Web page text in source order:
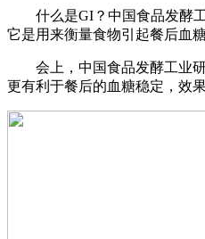
什么是GI？中国食品发酵工
它是用来衡量食物引起餐后血
会上，中国食品发酵工业研
更有利于餐后的血糖稳定，效